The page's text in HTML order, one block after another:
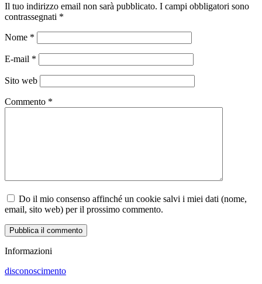
Il tuo indirizzo email non sarà pubblicato. I campi obbligatori sono
contrassegnati *
Nome *
E-mail *
Sito web
Commento *
Do il mio consenso affinché un cookie salvi i miei dati (nome,
email, sito web) per il prossimo commento.
Informazioni
disconoscimento